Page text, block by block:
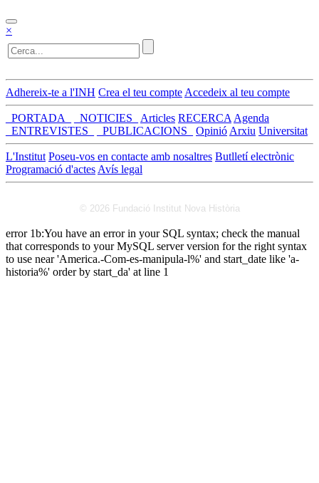
×
Adhereix-te a l'INH Crea el teu compte Accedeix al teu compte
_PORTADA_ _NOTICIES_ Articles RECERCA Agenda
_ENTREVISTES_
_PUBLICACIONS_ Opinió Arxiu Universitat
L'Institut Poseu-vos en contacte amb nosaltres Butlletí electrònic
Programació d'actes Avís legal
© 2026 Fundació Institut Nova Història
error 1b:You have an error in your SQL syntax; check the manual
that corresponds to your MySQL server version for the right syntax
to use near 'America.-Com-es-manipula-l%' and start_date like 'a-
historia%' order by start_da' at line 1